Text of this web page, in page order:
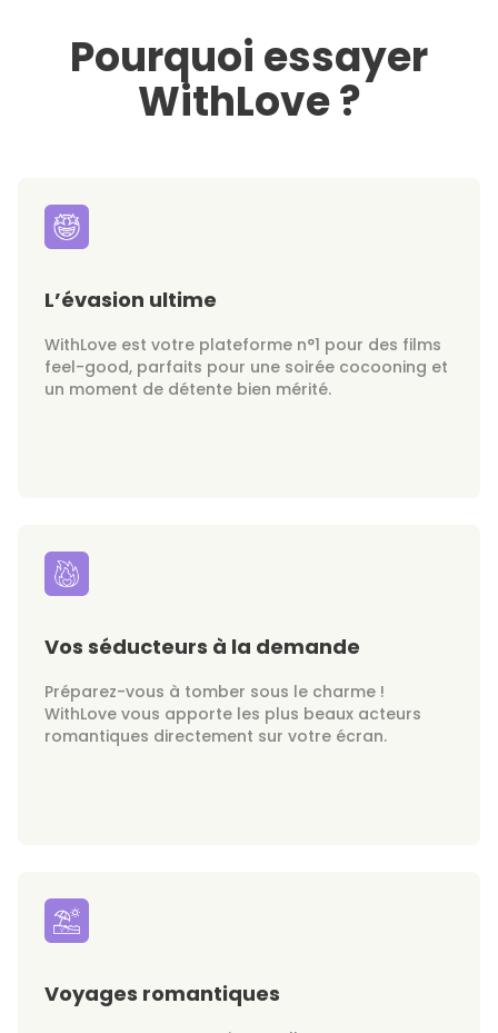
Pourquoi essayer
WithLove ?
L’évasion ultime
WithLove est votre plateforme n°1 pour des films
feel-good, parfaits pour une soirée cocooning et
un moment de détente bien mérité.
Vos séducteurs à la demande
Préparez-vous à tomber sous le charme !
WithLove vous apporte les plus beaux acteurs
romantiques directement sur votre écran.
Voyages romantiques